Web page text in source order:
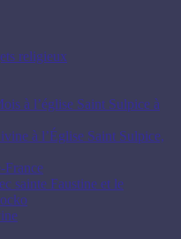
religieux
à l’église Saint Sulpice à
à l’Église Saint Sulpice,
France
sainte Faustine et le